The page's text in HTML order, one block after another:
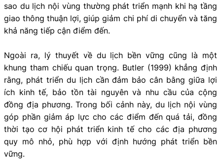
sao du lịch nội vùng thường phát triển mạnh khi hạ tầng
giao thông thuận lợi, giúp giảm chi phí di chuyển và tăng
khả năng tiếp cận điểm đến.
Ngoài ra, lý thuyết về du lịch bền vững cũng là một
khung tham chiếu quan trọng. Butler (1999) khẳng định
rằng, phát triển du lịch cần đảm bảo cân bằng giữa lợi
ích kinh tế, bảo tồn tài nguyên và nhu cầu của cộng
đồng địa phương. Trong bối cảnh này, du lịch nội vùng
góp phần giảm áp lực cho các điểm đến quá tải, đồng
thời tạo cơ hội phát triển kinh tế cho các địa phương
quy mô nhỏ, phù hợp với định hướng phát triển bền
vững.